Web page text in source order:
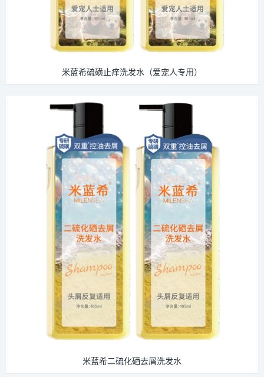
米蓝希硫磺止痒洗发水（爱宠人专用）
米蓝希二硫化硒去屑洗发水